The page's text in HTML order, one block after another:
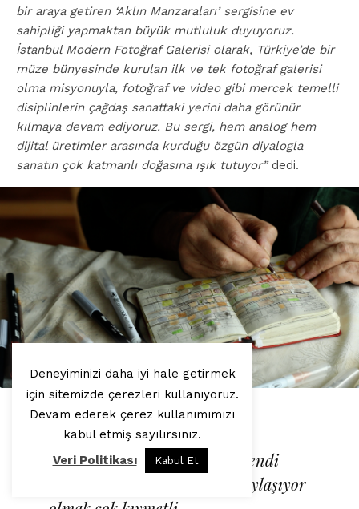
bir araya getiren ‘Aklın Manzaraları’ sergisine ev
sahipliği yapmaktan büyük mutluluk duyuyoruz.
İstanbul Modern Fotoğraf Galerisi olarak, Türkiye’de bir
müze bünyesinde kurulan ilk ve tek fotoğraf galerisi
olma misyonuyla, fotoğraf ve video gibi mercek temelli
disiplinlerin çağdaş sanattaki yerini daha görünür
kılmaya devam ediyoruz. Bu sergi, hem analog hem
dijital üretimler arasında kurduğu özgün diyalogla
sanatın çok katmanlı doğasına ışık tutuyor”dedi.
Mürekkep Evi, 2023, (detay)
Hayatınızı adadığınız işleri kendi
şehrinizde, kendi evinizde paylaşıyor
Deneyiminizi daha iyi hale getirmek
için sitemizde çerezleri kullanıyoruz.
Devam ederek çerez kullanımımızı
kabul etmiş sayılırsınız.
Veri Politikası
Kabul Et